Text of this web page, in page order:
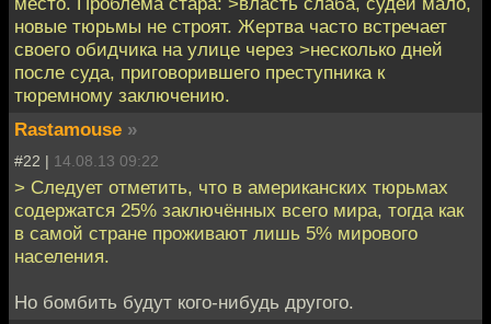
новые тюрьмы не строят. Жертва часто встречает
своего обидчика на улице через >несколько дней
после суда, приговорившего преступника к
тюремному заключению.
Rastamouse »
#22 | 14.08.13 09:22
> Следует отметить, что в американских тюрьмах
содержатся 25% заключённых всего мира, тогда как
в самой стране проживают лишь 5% мирового
населения.
Но бомбить будут кого-нибудь другого.